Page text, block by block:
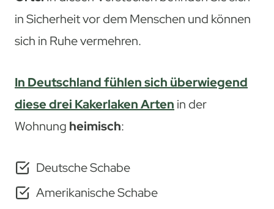
in Sicherheit vor dem Menschen und können
sich in Ruhe vermehren.
In Deutschland fühlen sich überwiegend
diese drei Kakerlaken Arten in der
Wohnung heimisch:
Deutsche Schabe
Amerikanische Schabe